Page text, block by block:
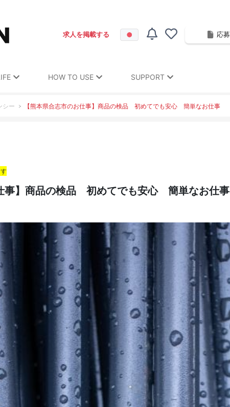
求人を掲載する 応募
HOW TO USE SUPPORT
シー 【熊本県合志市のお仕事】商品の検品 初めてでも安心 簡単なお仕事
事】商品の検品 初めてでも安心 簡単なお仕事